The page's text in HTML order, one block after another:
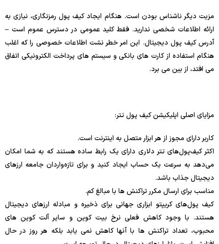
مزیت دیگر ناشناس بودن است. هنگام ایجاد کیف پول رمزنگاری، نیازی به
ارائه اطلاعات شخصی ندارید. فقط کلید عمومی در دسترس عموم است –
آدرس کیف پول دیجیتال. این امر خطر نشت اطلاعات خصوصی را که اغلب
هنگام استفاده از کارت های بانکی و سیستم های پرداخت الکترونیکی اتفاق
می افتد، از بین می برد.
مزایای اصلی اپلیکیشن کیف پول تتر:
کاربر دارای مجوز از هر ابزار متصل به اینترنت است.
اکثر کیف‌پول‌های تتر دلاری دارای یک رابط ساده هستند که به شما امکان
می‌دهد به سرعت یک حساب ایجاد کنید و برای تازه‌واردان جامعه ارزهای
دیجیتال جذاب باشد.
مناسب برای ارسال مکرر تراکنش ها با مبالغ کم.
کیف پول‌های کریپتو ابزاری جهانی برای ذخیره و مبادله ارزهای دیجیتال
هستند. با وجود کاهش فعلی نرخ بیت کوین و سایر آلت کوین های
محبوب، تعداد تراکنش ها با آنها کاهش نمی یابد بلکه هر روز در حال